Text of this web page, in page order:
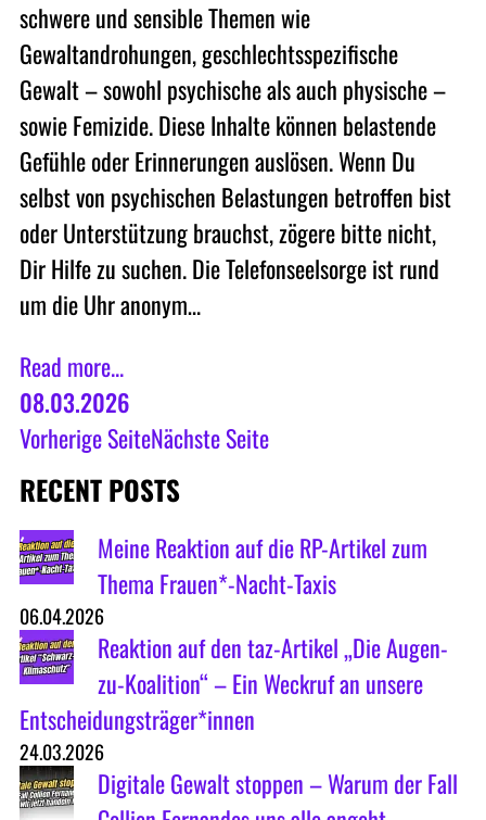
schwere und sensible Themen wie
Gewaltandrohungen, geschlechtsspezifische
Gewalt – sowohl psychische als auch physische –
sowie Femizide. Diese Inhalte können belastende
Gefühle oder Erinnerungen auslösen. Wenn Du
selbst von psychischen Belastungen betroffen bist
oder Unterstützung brauchst, zögere bitte nicht,
Dir Hilfe zu suchen. Die Telefonseelsorge ist rund
um die Uhr anonym…
Read more...
08.03.2026
Vorherige SeiteNächste Seite
RECENT POSTS
Meine Reaktion auf die RP-Artikel zum
Thema Frauen*-Nacht-Taxis
06.04.2026
Reaktion auf den taz-Artikel „Die Augen-
zu-Koalition“ – Ein Weckruf an unsere
Entscheidungsträger*innen
24.03.2026
Digitale Gewalt stoppen – Warum der Fall